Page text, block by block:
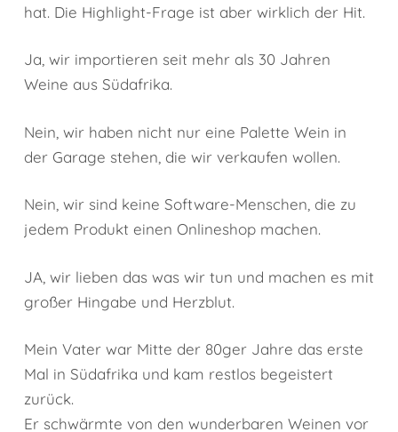
hat. Die Highlight-Frage ist aber wirklich der Hit.
Ja, wir importieren seit mehr als 30 Jahren
Weine aus Südafrika.
Nein, wir haben nicht nur eine Palette Wein in
der Garage stehen, die wir verkaufen wollen.
Nein, wir sind keine Software-Menschen, die zu
jedem Produkt einen Onlineshop machen.
JA, wir lieben das was wir tun und machen es mit
großer Hingabe und Herzblut.
Mein Vater war Mitte der 80ger Jahre das erste
Mal in Südafrika und kam restlos begeistert
zurück.
Er schwärmte von den wunderbaren Weinen vor